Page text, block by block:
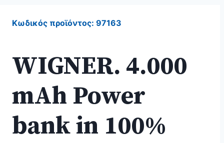
Κωδικός προϊόντος: 97163
WIGNER. 4.000
mAh Power
bank in 100%